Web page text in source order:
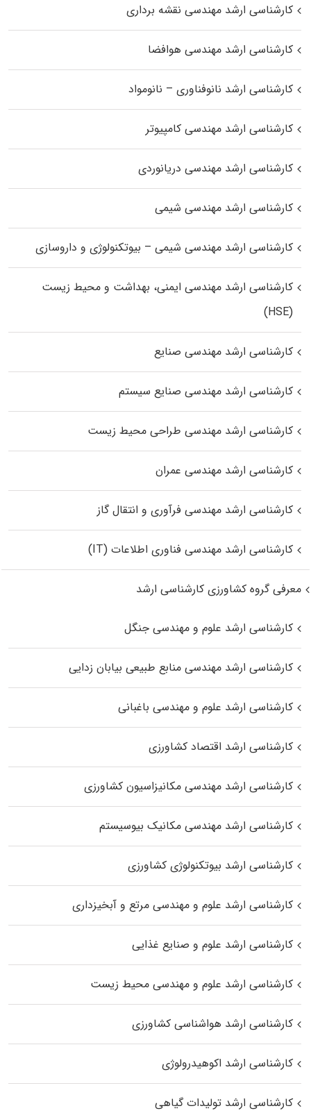
کارشناسی ارشد مهندسی نقشه برداری
کارشناسی ارشد مهندسی هوافضا
کارشناسی ارشد نانوفناوری – نانومواد
کارشناسی ارشد مهندسی کامپیوتر
کارشناسی ارشد مهندسی دریانوردی
کارشناسی ارشد مهندسی شیمی
کارشناسی ارشد مهندسی شیمی – بیوتکنولوژی و داروسازی
کارشناسی ارشد مهندسی ایمنی، بهداشت و محیط زیست
(HSE)
کارشناسی ارشد مهندسی صنایع
کارشناسی ارشد مهندسی صنایع سیستم
کارشناسی ارشد مهندسی طراحی محیط زیست
کارشناسی ارشد مهندسی عمران
کارشناسی ارشد مهندسی فرآوری و انتقال گاز
کارشناسی ارشد مهندسی فناوری اطلاعات (IT)
معرفی گروه کشاورزی کارشناسی ارشد
کارشناسی ارشد علوم و مهندسی جنگل
کارشناسی ارشد مهندسی منابع طبیعی بیابان زدایی
کارشناسی ارشد علوم و مهندسی باغبانی
کارشناسی ارشد اقتصاد کشاورزی
کارشناسی ارشد مهندسی مکانیزاسیون کشاورزی
کارشناسی ارشد مهندسی مکانیک بیوسیستم
کارشناسی ارشد بیوتکنولوژی کشاورزی
کارشناسی ارشد علوم و مهندسی مرتع و آبخیزداری
کارشناسی ارشد علوم و صنایع غذایی
کارشناسی ارشد علوم و مهندسی محیط زیست
کارشناسی ارشد هواشناسی کشاورزی
کارشناسی ارشد اکوهیدرولوژی
کارشناسی ارشد تولیدات گیاهی